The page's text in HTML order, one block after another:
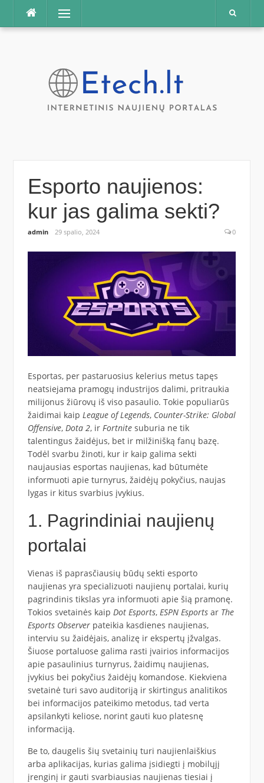
Praleisti
Meniu
Esporto naujienos:
kur jas galima sekti?
admin 29 spalio, 2024 0
Esportas, per pastaruosius kelerius metus tapęs
neatsiejama pramogų industrijos dalimi, pritraukia
milijonus žiūrovų iš viso pasaulio. Tokie populiarūs
žaidimai kaip League of Legends, Counter-Strike: Global
Offensive, Dota 2, ir Fortnitesuburia ne tik
talentingus žaidėjus, bet ir milžinišką fanų bazę.
Todėl svarbu žinoti, kur ir kaip galima sekti
naujausias esportas naujienas, kad būtumėte
informuoti apie turnyrus, žaidėjų pokyčius, naujas
lygas ir kitus svarbius įvykius.
1. Pagrindiniai naujienų
portalai
Vienas iš paprasčiausių būdų sekti esporto
naujienas yra specializuoti naujienų portalai, kurių
pagrindinis tikslas yra informuoti apie šią pramonę.
Tokios svetainės kaip Dot Esports, ESPN Esportsar The
Esports Observerpateikia kasdienes naujienas,
interviu su žaidėjais, analizę ir ekspertų įžvalgas.
Šiuose portaluose galima rasti įvairios informacijos
apie pasaulinius turnyrus, žaidimų naujienas,
įvykius bei pokyčius žaidėjų komandose. Kiekviena
svetainė turi savo auditoriją ir skirtingus analitikos
bei informacijos pateikimo metodus, tad verta
apsilankyti keliose, norint gauti kuo platesnę
informaciją.
Be to, daugelis šių svetainių turi naujienlaiškius
arba aplikacijas, kurias galima įsidiegti į mobilųjį
įrenginį ir gauti svarbiausias naujienas tiesiai į